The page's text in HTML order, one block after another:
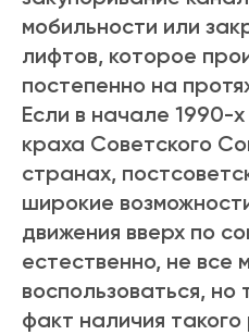
мобильности или
лифтов, которое
постепенно на
Если в начале 1990-
краха Советского
странах,
широкие
движения вверх по
естественно, не все
воспользоваться,
факт наличия